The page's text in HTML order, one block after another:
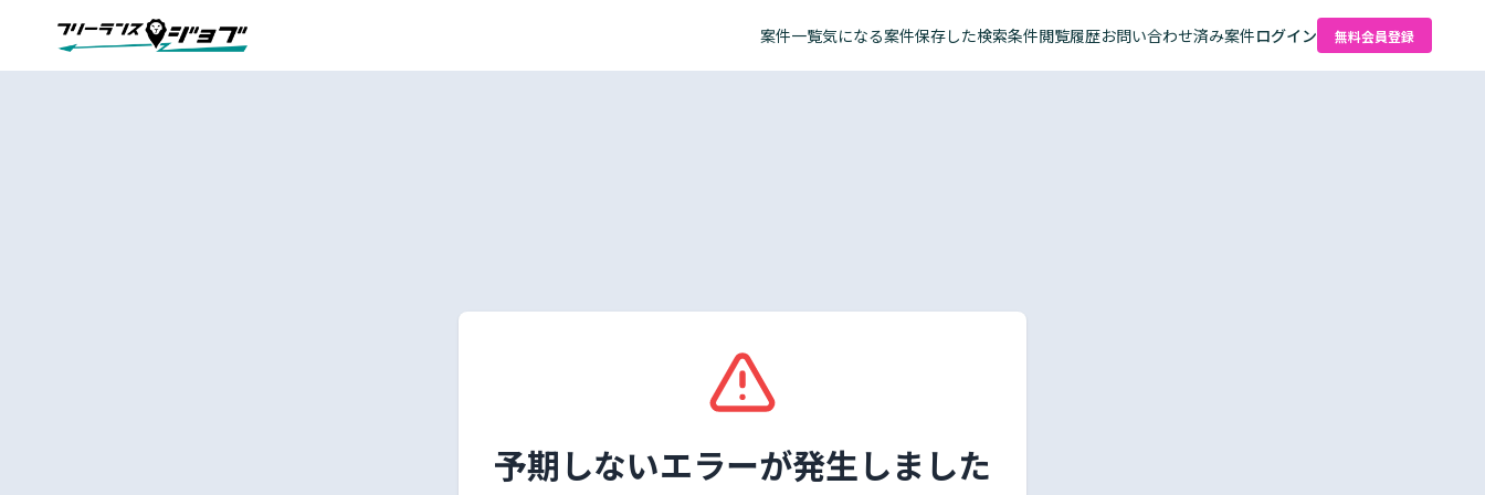
案件一覧気になる案件保存した検索条件閲覧履歴お問い合わせ済み案件ログイン 無料会員登録
予期しないエラーが発生しました